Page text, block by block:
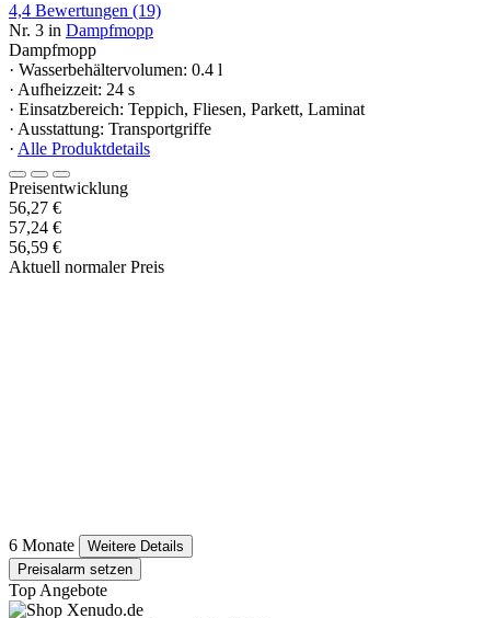
4,4 Bewertungen (19)
Nr. 3 in Dampfmopp
Dampfmopp
· Wasserbehältervolumen: 0.4 l
· Aufheizzeit: 24 s
· Einsatzbereich: Teppich, Fliesen, Parkett, Laminat
· Ausstattung: Transportgriffe
· Alle Produktdetails
Preisentwicklung
56,27 €
57,24 €
56,59 €
Aktuell normaler Preis
6 Monate
Weitere Details
Preisalarm setzen
Top Angebote